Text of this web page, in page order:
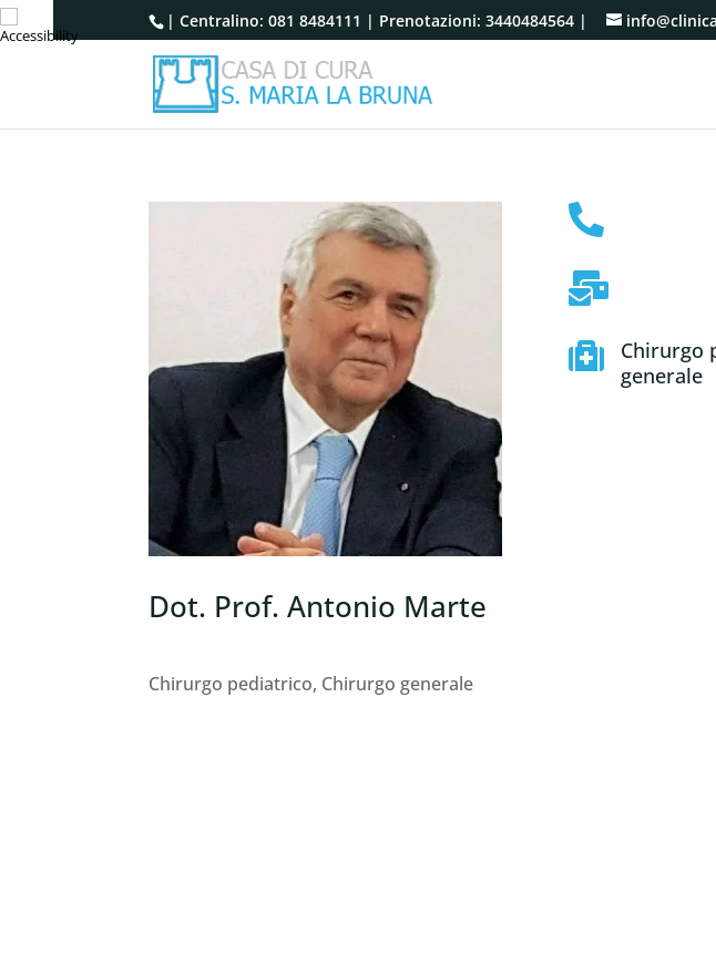
| Centralino:081 8484111 | Prenotazioni:3440484564 |
Dot. Prof. Antonio Marte
Chirurgo pediatrico, Chirurgo generale



Chirurgo
generale